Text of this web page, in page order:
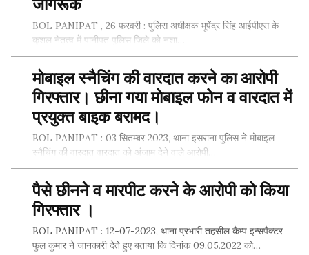
BOL PANIPAT , 26 फरवरी : पुलिस अधीक्षक भूपेंद्र सिंह आईपीएस के
कुशल नेतृत्व में पानीपत पुलिस जिले को नशा…
SHARE THIS...
मोबाइल स्नैचिंग की वारदात करने का आरोपी
गिरफ्तार। छीना गया मोबाइल फोन व वारदात में
प्रयुक्त बाइक बरामद।
BOL PANIPAT : 03 सितम्बर 2023, थाना इसराना पुलिस ने मोबाइल
स्नैचिंग की वारदात वारदात को अंजाम देने वाले आरोपी…
पैसे छीनने व मारपीट करने के आरोपी को किया
गिरफ्तार ।
BOL PANIPAT : 12-07-2023, थाना प्रभारी तहसील कैम्प इन्सपैक्टर
फुल कुमार ने जानकारी देते हुए बताया कि दिनांक 09.05.2022 को…